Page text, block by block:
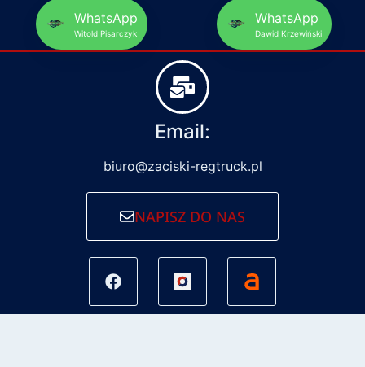
WhatsApp
Witold Pisarczyk
WhatsApp
Dawid Krzewiński
Email:
biuro@zaciski-regtruck.pl
NAPISZ DO NAS